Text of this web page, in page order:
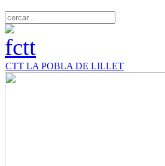
CTT LA POBLA DE LILLET